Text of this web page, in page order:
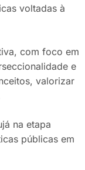
voltadas à
com foco em
e
valorizar
na etapa
públicas em